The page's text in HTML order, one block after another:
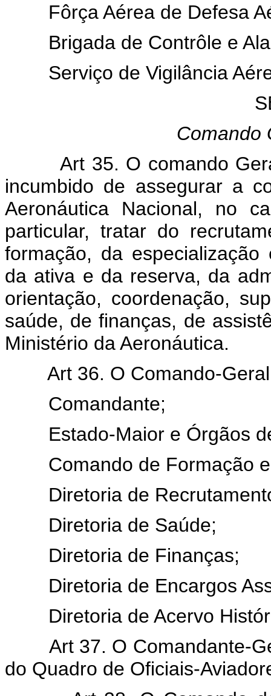
Fôrça Aérea de Defesa
Brigada de Contrôle e
Serviço de Vigilância
Comando
Art 35. O comando Geral
incumbido de assegurar a
Aeronáutica Nacional, no
particular, tratar do
formação, da
da ativa e da reserva, da
orientação, coordenação,
saúde, de finanças, de
Ministério da Aeronáutica.
Art 36. O Comando-Geral
Comandante;
Estado-Maior e Órgãos
Comando de Formação e
Diretoria de
Diretoria de Saúde;
Diretoria de Finanças;
Diretoria de Encargos
Diretoria de Acervo
Art 37. O Comandante-
do Quadro de Oficiais-